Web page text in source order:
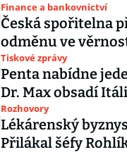
Finance a bankovnictví
Česká spořitelna
odměnu ve
Tiskové zprávy
Penta nabídne
Dr. Max obsadí
Rozhovory
Lékárenský
Přilákal šéfy